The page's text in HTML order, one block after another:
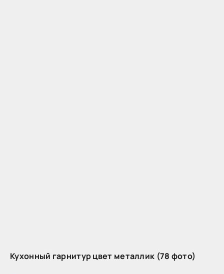
Кухонный гарнитур цвет металлик (78 фото)